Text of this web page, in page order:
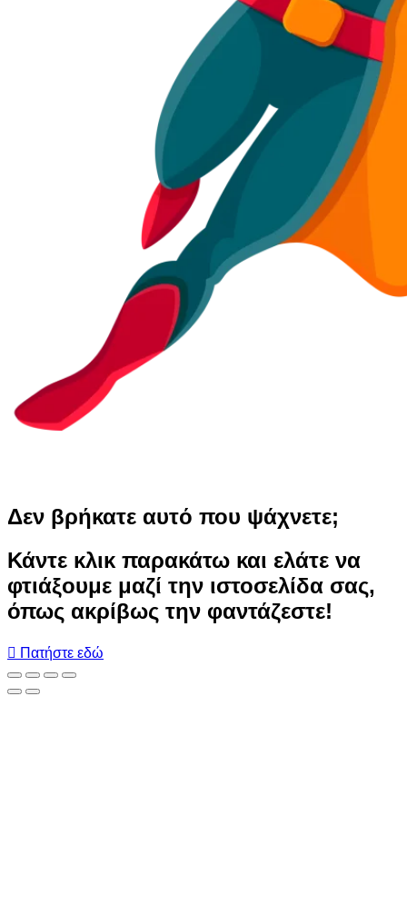
Δεν βρήκατε αυτό που ψάχνετε;
Κάντε κλικ παρακάτω και ελάτε να
φτιάξουμε μαζί την ιστοσελίδα σας,
όπως ακρίβως την φαντάζεστε!
Πατήστε εδώ